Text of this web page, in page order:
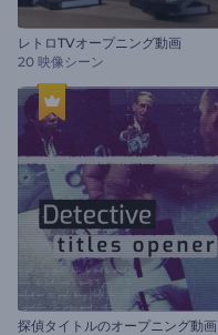
レトロTVオープニング動画
20 映像シーン
探偵タイトルのオープニング動画